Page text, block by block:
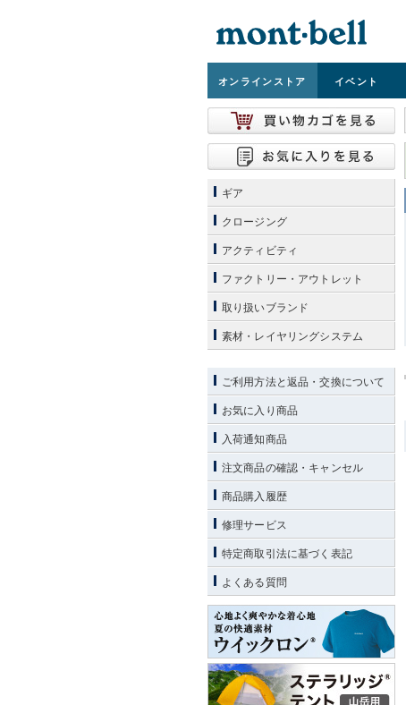
オンラインストア イベント
ギア
クロージング
アクティビティ
ファクトリー・アウトレット
取り扱いブランド
素材・レイヤリングシステム
ご利用方法と返品・交換について
お気に入り商品
入荷通知商品
注文商品の確認・キャンセル
商品購入履歴
修理サービス
特定商取引法に基づく表記
よくある質問